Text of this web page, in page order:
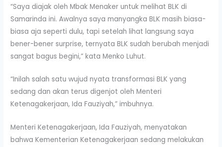
“Saya diajak oleh Mbak Menaker untuk melihat BLK di
Samarinda ini. Awalnya saya manyangka BLK masih biasa-
biasa aja seperti dulu, tapi setelah lihat langsung saya
bener-bener surprise, ternyata BLK sudah berubah menjadi
sangat bagus begini,” kata Menko Luhut.
“Inilah salah satu wujud nyata transformasi BLK yang
sedang dan akan terus digenjot oleh Menteri
Ketenagakerjaan, Ida Fauziyah,” imbuhnya.
Menteri Ketenagakerjaan, Ida Fauziyah, menyatakan
bahwa Kementerian Ketenagakerjaan sedang melakukan